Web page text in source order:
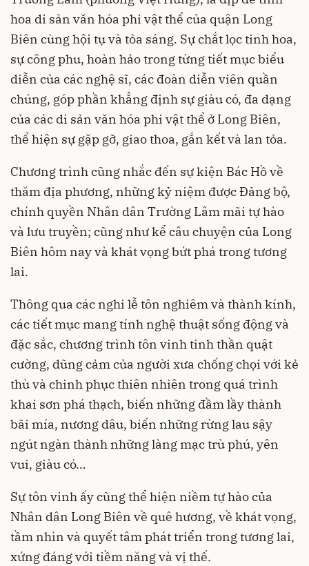
hoa di sản văn hóa phi vật thể của quận Long
Biên cùng hội tụ và tỏa sáng. Sự chắt lọc tinh hoa,
sự công phu, hoàn hảo trong từng tiết mục biểu
diễn của các nghệ sĩ, các đoàn diễn viên quần
chúng, góp phần khẳng định sự giàu có, đa dạng
của các di sản văn hóa phi vật thể ở Long Biên,
thể hiện sự gặp gỡ, giao thoa, gắn kết và lan tỏa.
Chương trình cũng nhắc đến sự kiện Bác Hồ về
thăm địa phương, những kỷ niệm được Đảng bộ,
chính quyền Nhân dân Trường Lâm mãi tự hào
và lưu truyền; cũng như kể câu chuyện của Long
Biên hôm nay và khát vọng bứt phá trong tương
lai.
Thông qua các nghi lễ tôn nghiêm và thành kính,
các tiết mục mang tính nghệ thuật sống động và
đặc sắc, chương trình tôn vinh tinh thần quật
cường, dũng cảm của người xưa chống chọi với kẻ
thù và chinh phục thiên nhiên trong quá trình
khai sơn phá thạch, biến những đầm lầy thành
bãi mía, nương dâu, biến những rừng lau sậy
ngút ngàn thành những làng mạc trù phú, yên
vui, giàu có…
Sự tôn vinh ấy cũng thể hiện niềm tự hào của
Nhân dân Long Biên về quê hương, về khát vọng,
tầm nhìn và quyết tâm phát triển trong tương lai,
xứng đáng với tiềm năng và vị thế.